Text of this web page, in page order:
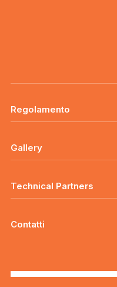
Regolamento
Gallery
Technical Partners
Contatti